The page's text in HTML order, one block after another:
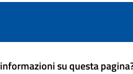
su questa